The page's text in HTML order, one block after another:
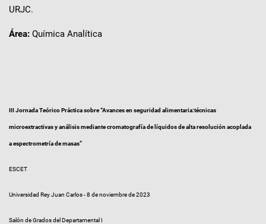
URJC.
Área: Química Analítica
III Jornada Teórico Práctica sobre “Avances en seguridad alimentaria:técnicas
microextractivas y análisis mediante cromatografía de líquidos de alta resolución acoplada
a espectrometría de masas”
ESCET
Universidad Rey Juan Carlos - 8 de noviembre de 2023
Salón de Grados del Departamental I